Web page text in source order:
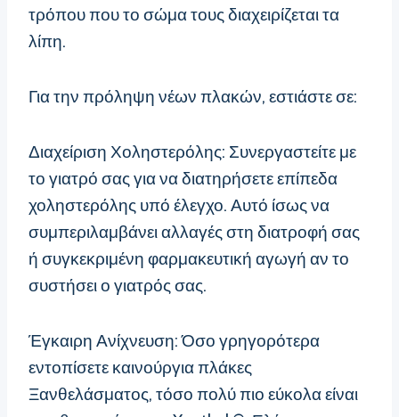
τρόπου που το σώμα τους διαχειρίζεται τα
λίπη.
Για την πρόληψη νέων πλακών, εστιάστε σε:
Διαχείριση Χοληστερόλης: Συνεργαστείτε με
το γιατρό σας για να διατηρήσετε επίπεδα
χοληστερόλης υπό έλεγχο. Αυτό ίσως να
συμπεριλαμβάνει αλλαγές στη διατροφή σας
ή συγκεκριμένη φαρμακευτική αγωγή αν το
συστήσει ο γιατρός σας.
Έγκαιρη Ανίχνευση: Όσο γρηγορότερα
εντοπίσετε καινούργια πλάκες
Ξανθελάσματος, τόσο πολύ πιο εύκολα είναι